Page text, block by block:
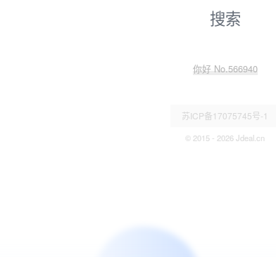
搜索
你好 No.566940
苏ICP备17075745号-1
© 2015 - 2026 Jdeal.cn